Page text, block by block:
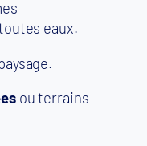
eaux.
ou terrains